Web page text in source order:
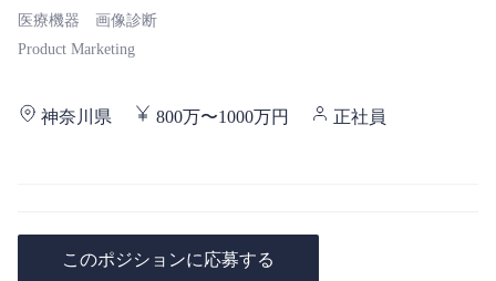
医療機器 画像診断
Product Marketing
神奈川県 800万〜1000万円 正社員
このポジションに応募する